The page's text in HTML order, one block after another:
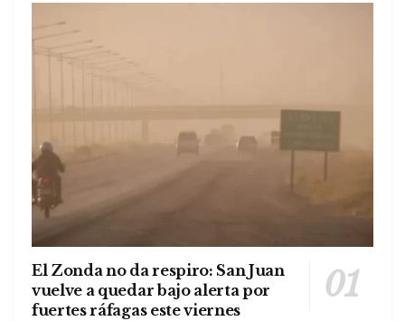
El Zonda no da respiro: San Juan
vuelve a quedar bajo alerta por
fuertes ráfagas este viernes